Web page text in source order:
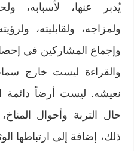
يُدبر عنها، لأسبابه،
ولمزاجه، ولقابليته،
وإجماع المشاركين في
والقراءة ليست خارج
نعيشه. ليست أرضاً
حال التربة وأحوال
ذلك، إضافة إلى ارتباطها